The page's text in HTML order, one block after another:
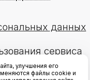
улучшения его
файлы cookie и